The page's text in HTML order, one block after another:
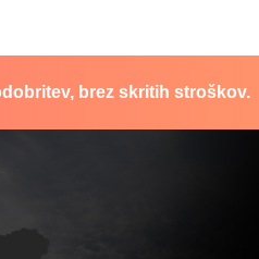
brez skritih stroškov.